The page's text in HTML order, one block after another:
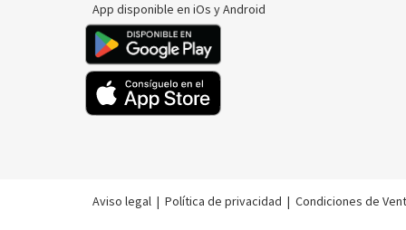
App disponible en iOs y Android
Aviso legal | Política de privacidad | Condiciones de